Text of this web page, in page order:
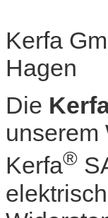
Kerfa
Hagen
Die
unserem
Kerfa®